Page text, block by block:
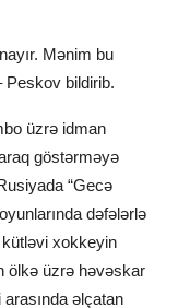
Mənim bu
Peskov bildirib.
üzrə idman
göstərməyə
“Gecə
dəfələrlə
kütləvi xokkeyin
ölkə üzrə həvəskar
əlçatan